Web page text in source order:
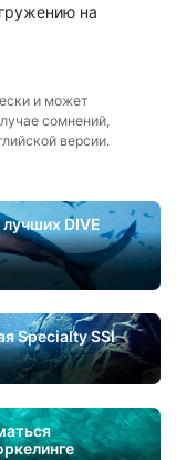
на
и может
сомнений,
версии.
DIVE
Specialty SSI